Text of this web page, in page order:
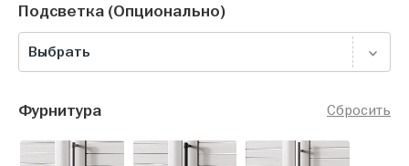
Подсветка (Опционально)
Выбрать
Сбросить
Фурнитура